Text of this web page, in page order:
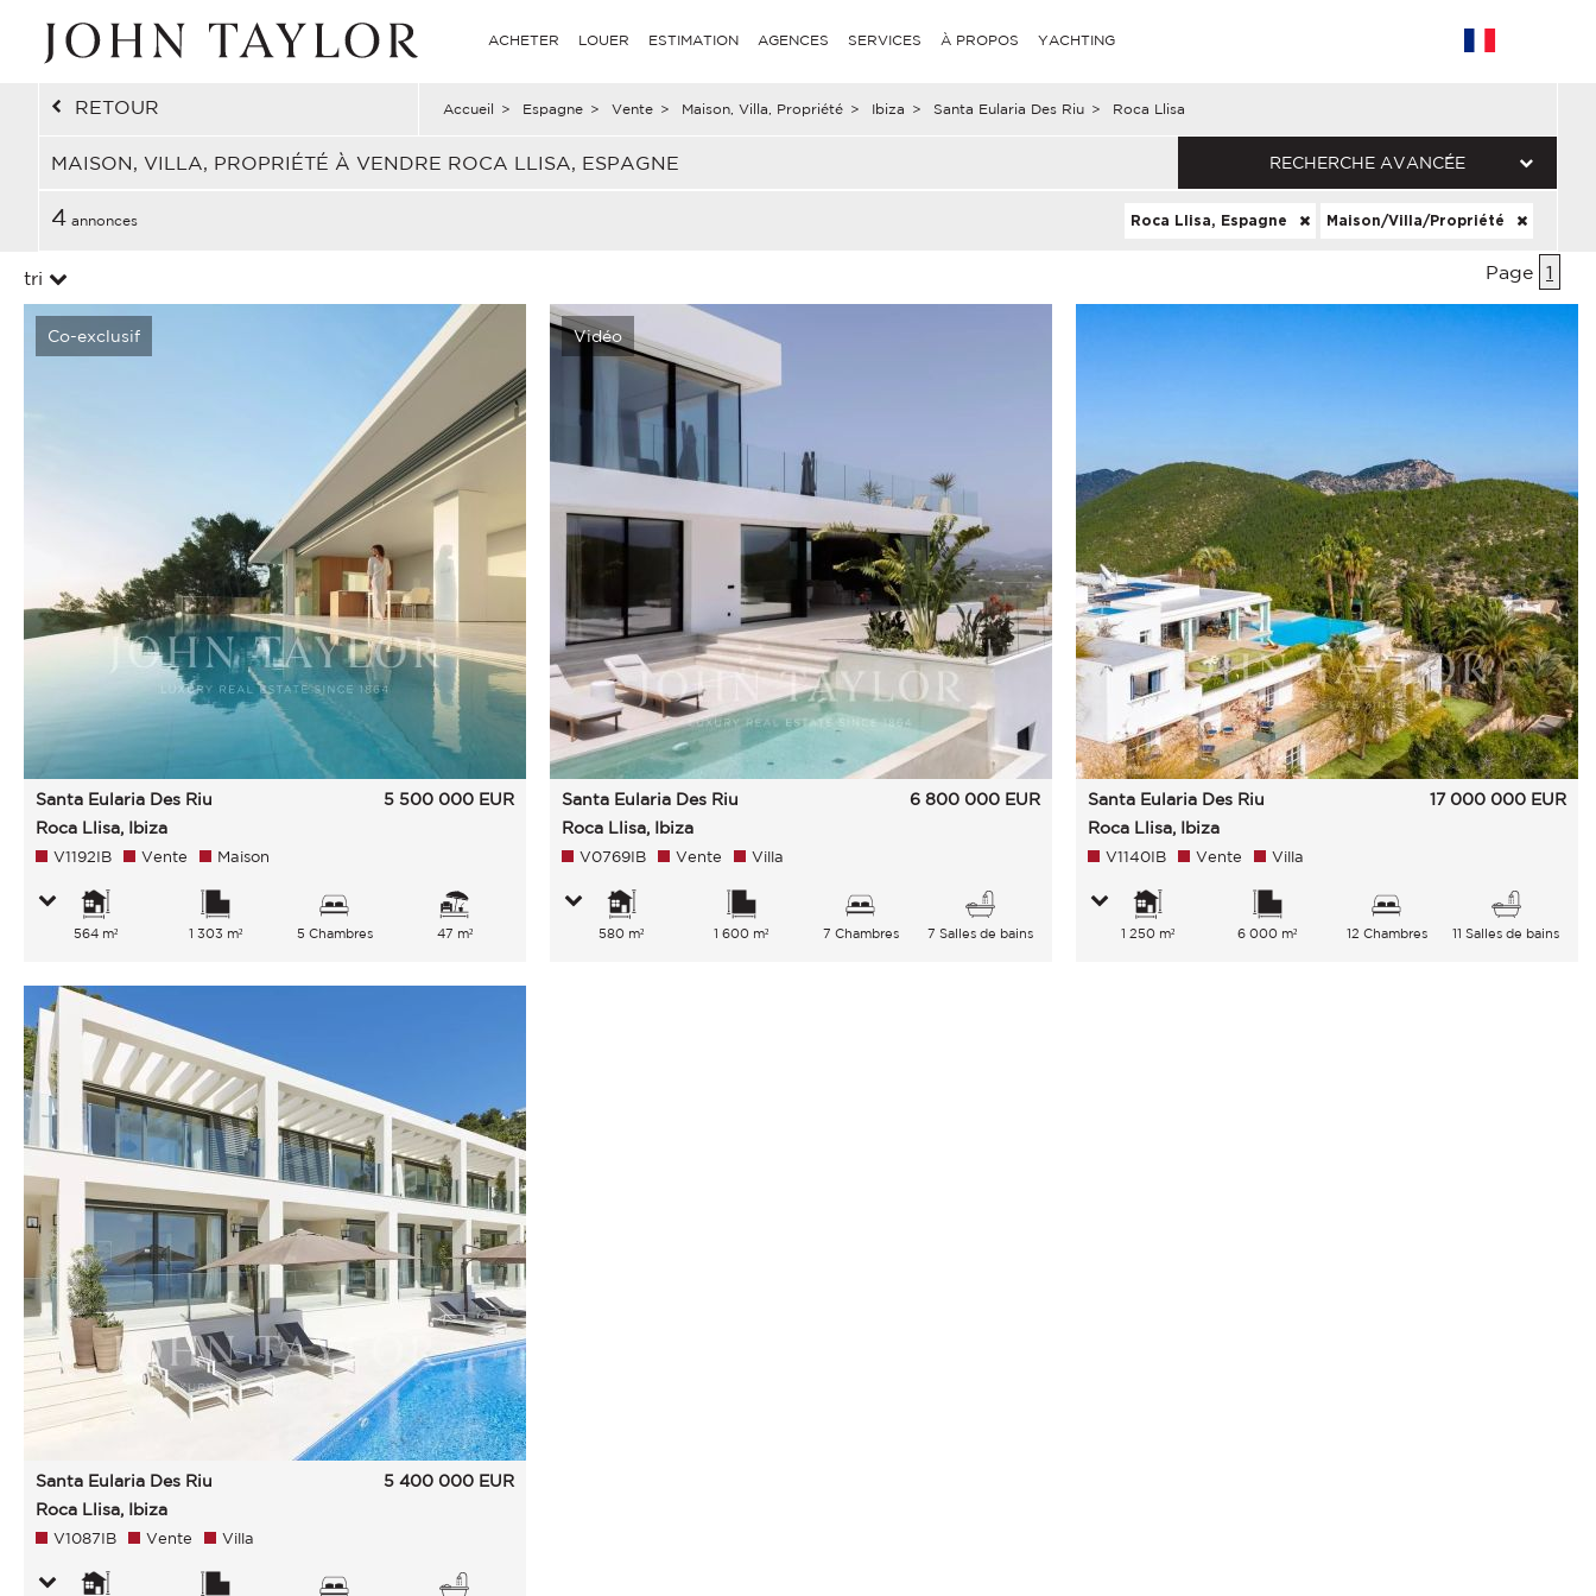
ACHETER LOUER ESTIMATION AGENCES SERVICES À PROPOS YACHTING
RETOUR Accueil > Espagne > Vente > Maison, Villa, Propriété > Ibiza > Santa Eularia Des Riu > Roca Llisa
MAISON, VILLA, PROPRIÉTÉ À VENDRE ROCA LLISA, ESPAGNE RECHERCHE AVANCÉE
4 annonces Roca Llisa, Espagne Maison/Villa/Propriété
tri Page 1
Co-exclusif
Santa Eularia Des Riu
Roca Llisa, Ibiza
5 500 000 EUR
V1192IB Vente Maison
564 m² 1 303 m² 5 Chambres 47 m²
Vidéo
Santa Eularia Des Riu
Roca Llisa, Ibiza
6 800 000 EUR
V0769IB Vente Villa
580 m² 1 600 m² 7 Chambres 7 Salles de bains
Santa Eularia Des Riu
Roca Llisa, Ibiza
17 000 000 EUR
V1140IB Vente Villa
1 250 m² 6 000 m² 12 Chambres 11 Salles de bains
Santa Eularia Des Riu
Roca Llisa, Ibiza
5 400 000 EUR
V1087IB Vente Villa